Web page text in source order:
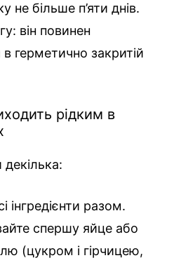
не більше п’яти днів.
він повинен
герметично закритій
рідким в
інгредієнти разом.
спершу яйце або
(цукром і гірчицею,